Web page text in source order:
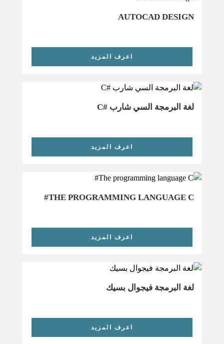
AUTOCAD DESIGN
اعرف المزيد
لغة البرمجة السي شارب #C
اعرف المزيد
THE PROGRAMMING LANGUAGE C#
اعرف المزيد
لغة البرمجة فيجوال بسيك
اعرف المزيد